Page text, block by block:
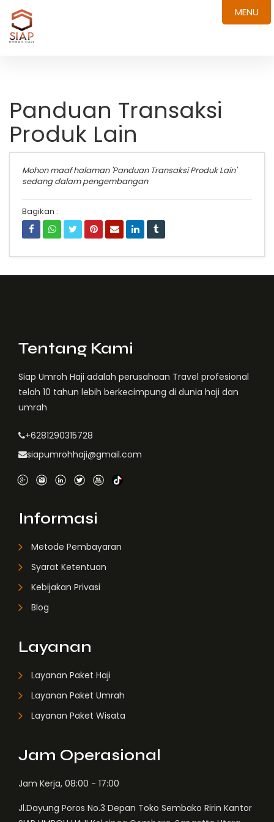
Panduan Transaksi
Produk Lain
Mohon maaf halaman 'Panduan Transaksi Produk Lain'
sedang dalam pengembangan
Bagikan :
Tentang Kami
Siap Umroh Haji adalah perusahaan Travel profesional
telah 10 tahun lebih berkecimpung di dunia haji dan
umrah
+6281290315728
siapumrohhaji@gmail.com
Informasi
Metode Pembayaran
Syarat Ketentuan
Kebijakan Privasi
Blog
Layanan
Layanan Paket Haji
Layanan Paket Umrah
Layanan Paket Wisata
Jam Operasional
Jam Kerja, 08:00 - 17:00
Jl.Dayung Poros No.3 Depan Toko Sembako Ririn Kantor
MENU